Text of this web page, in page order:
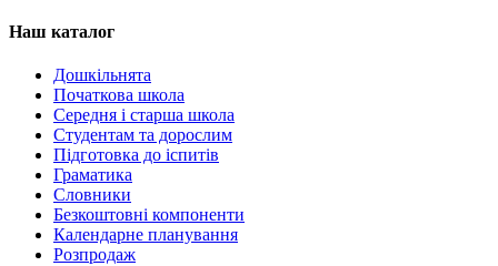
Наш каталог
Дошкільнята
Початкова школа
Середня і старша школа
Студентам та дорослим
Підготовка до іспитів
Граматика
Словники
Безкоштовні компоненти
Календарне планування
Розпродаж